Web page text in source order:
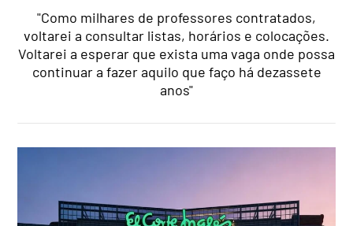
"Como milhares de professores contratados,
voltarei a consultar listas, horários e colocações.
Voltarei a esperar que exista uma vaga onde possa
continuar a fazer aquilo que faço há dezassete
anos"